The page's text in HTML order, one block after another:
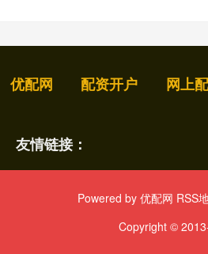
优配网 配资开户 网上
友情链接：
Powered by 优配网 RSS
Copyright ©